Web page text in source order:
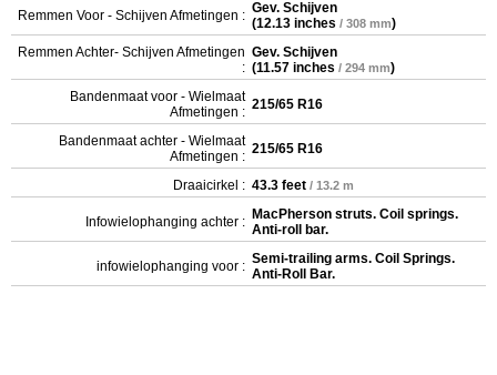
Remmen Voor - Schijven Afmetingen : Gev. Schijven
(12.13 inches / 308 mm)
Remmen Achter- Schijven Afmetingen
:
Gev. Schijven
(11.57 inches / 294 mm)
Bandenmaat voor - Wielmaat
Afmetingen : 215/65 R16
Bandenmaat achter - Wielmaat
Afmetingen : 215/65 R16
Draaicirkel : 43.3 feet / 13.2 m
Infowielophanging achter : MacPherson struts. Coil springs.
Anti-roll bar.
infowielophanging voor : Semi-trailing arms. Coil Springs.
Anti-Roll Bar.